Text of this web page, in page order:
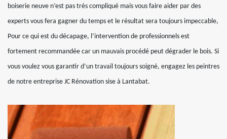
boiserie neuve n’est pas très compliqué mais vous faire aider par des
experts vous fera gagner du temps et le résultat sera toujours impeccable,
Pour ce qui est du décapage, l’intervention de professionnels est
fortement recommandée car un mauvais procédé peut dégrader le bois. Si
vous voulez vous garantir d’un travail toujours soigné, engagez les peintres
de notre entreprise JC Rénovation sise à Lantabat.